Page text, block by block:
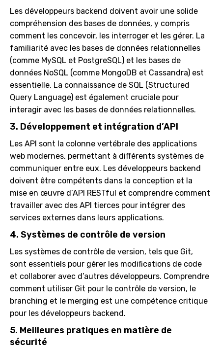
Les développeurs backend doivent avoir une solide
compréhension des bases de données, y compris
comment les concevoir, les interroger et les gérer. La
familiarité avec les bases de données relationnelles
(comme MySQL et PostgreSQL) et les bases de
données NoSQL (comme MongoDB et Cassandra) est
essentielle. La connaissance de SQL (Structured
Query Language) est également cruciale pour
interagir avec les bases de données relationnelles.
3. Développement et intégration d’API
Les API sont la colonne vertébrale des applications
web modernes, permettant à différents systèmes de
communiquer entre eux. Les développeurs backend
doivent être compétents dans la conception et la
mise en œuvre d’API RESTful et comprendre comment
travailler avec des API tierces pour intégrer des
services externes dans leurs applications.
4. Systèmes de contrôle de version
Les systèmes de contrôle de version, tels que Git,
sont essentiels pour gérer les modifications de code
et collaborer avec d’autres développeurs. Comprendre
comment utiliser Git pour le contrôle de version, le
branching et le merging est une compétence critique
pour les développeurs backend.
5. Meilleures pratiques en matière de
sécurité